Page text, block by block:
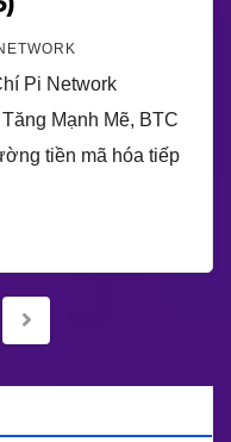
Pi Network
Mạnh Mẽ, BTC
tiền mã hóa tiếp